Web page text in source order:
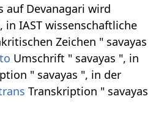
auf Devanagari wird
in IAST wissenschaftliche
Zeichen " savayas
Umschrift " savayas ", in
" savayas ", in der
Transkription " savayas